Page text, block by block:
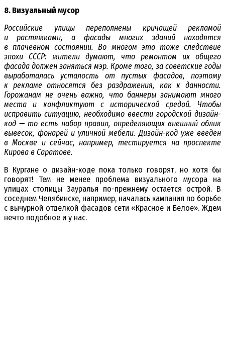
8. Визуальный мусор
Российские улицы переполнены кричащей рекламой
и растяжками, а фасады многих зданий находятся
в плачевном состоянии. Во многом это тоже следствие
эпохи СССР: жители думают, что ремонтом их общего
фасада должен заняться мэр. Кроме того, за советские годы
выработалась усталость от пустых фасадов, поэтому
к рекламе относятся без раздражения, как к данности.
Горожанам не очень важно, что баннеры занимают много
места и конфликтуют с исторической средой. Чтобы
исправить ситуацию, необходимо ввести городской дизайн-
код — то есть набор правил, определяющих внешний облик
вывесок, фонарей и уличной мебели. Дизайн-код уже введен
в Москве и сейчас, например, тестируется на проспекте
Кирова в Саратове.
В Кургане о дизайн-коде пока только говорят, но хотя бы
говорят! Тем не менее проблема визуального мусора на
улицах столицы Зауралья по-прежнему остается острой. В
соседнем Челябинске, например, началась кампания по борьбе
с вычурной отделкой фасадов сети «Красное и Белое». Ждем
нечто подобное и у нас.